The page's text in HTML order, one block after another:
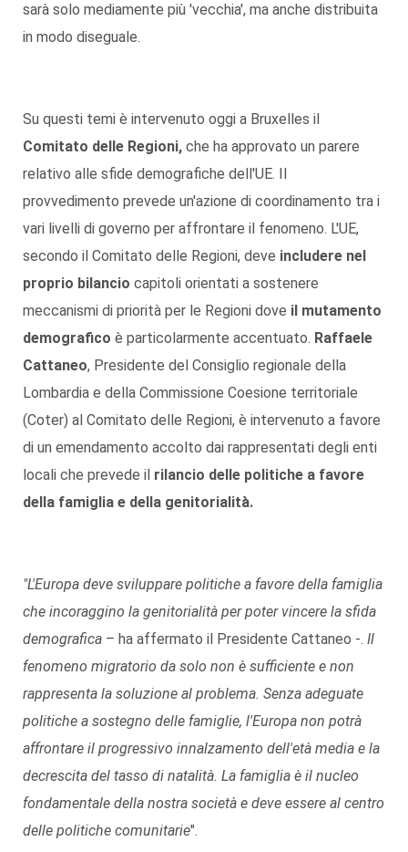
sarà solo mediamente più 'vecchia', ma anche distribuita
in modo diseguale.
Su questi temi è intervenuto oggi a Bruxelles il
Comitato delle Regioni, che ha approvato un parere
relativo alle sfide demografiche dell'UE. Il
provvedimento prevede un'azione di coordinamento tra i
vari livelli di governo per affrontare il fenomeno. L'UE,
secondo il Comitato delle Regioni, deve includere nel
proprio bilancio capitoli orientati a sostenere
meccanismi di priorità per le Regioni dove il mutamento
demografico è particolarmente accentuato. Raffaele
Cattaneo, Presidente del Consiglio regionale della
Lombardia e della Commissione Coesione territoriale
(Coter) al Comitato delle Regioni, è intervenuto a favore
di un emendamento accolto dai rappresentati degli enti
locali che prevede il rilancio delle politiche a favore
della famiglia e della genitorialità.
"L'Europa deve sviluppare politiche a favore della famiglia
che incoraggino la genitorialità per poter vincere la sfida
demografica – ha affermato il Presidente Cattaneo -. Il
fenomeno migratorio da solo non è sufficiente e non
rappresenta la soluzione al problema. Senza adeguate
politiche a sostegno delle famiglie, l'Europa non potrà
affrontare il progressivo innalzamento dell'età media e la
decrescita del tasso di natalità. La famiglia è il nucleo
fondamentale della nostra società e deve essere al centro
delle politiche comunitarie".